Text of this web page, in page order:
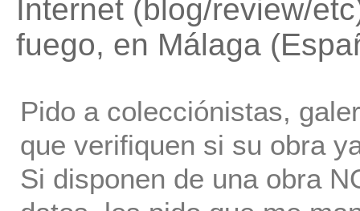
Internet (blog/review/
fuego, en Málaga
Pido a colecciónistas,
que verifiquen si su obra
Si disponen de una obra